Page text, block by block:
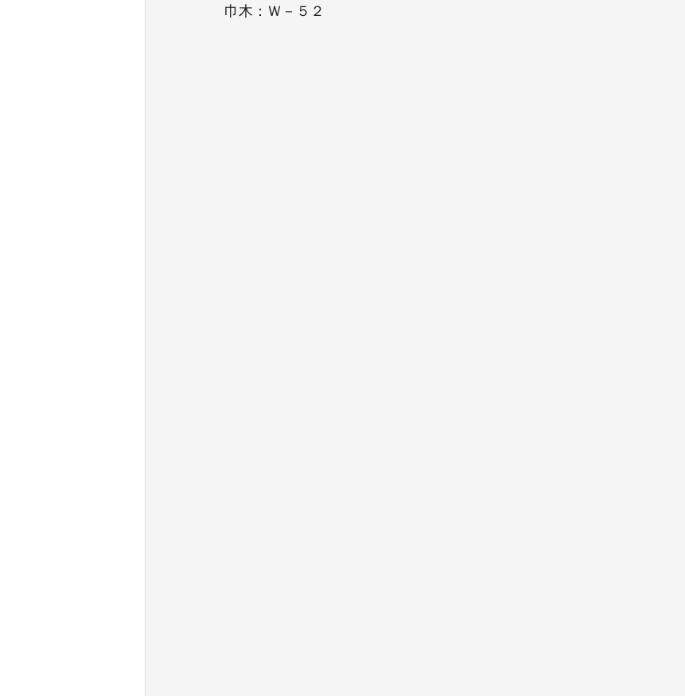
巾木：Ｗ－５２